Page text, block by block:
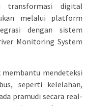
transformasi digital
melalui platform
dengan sistem
Monitoring System
membantu mendeteksi
seperti kelelahan,
pramudi secara real-